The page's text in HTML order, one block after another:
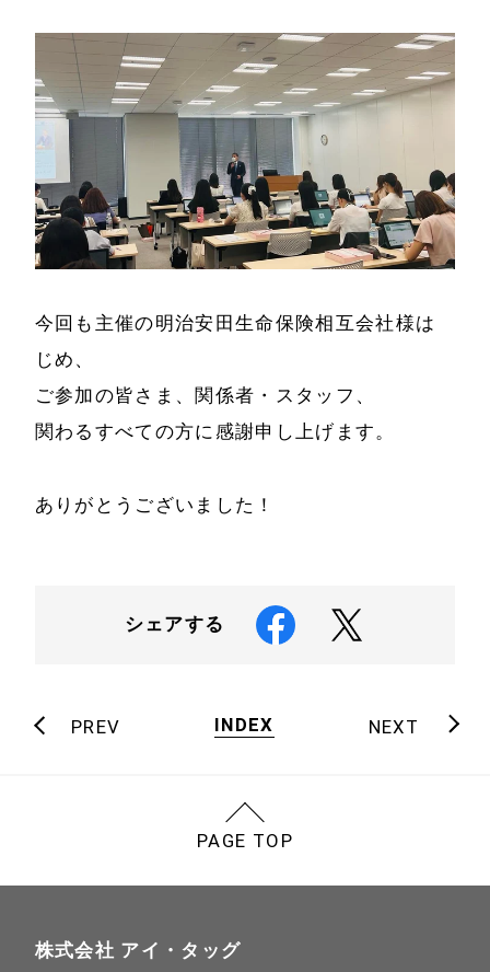
メディア掲載
書籍・DVD
今回も主催の明治安田生命保険相互会社様は
じめ、
ご参加の皆さま、関係者・スタッフ、
関わるすべての方に感謝申し上げます。
ありがとうございました！
シェアする
PREV INDEX NEXT
PAGE TOP
株式会社 アイ・タッグ